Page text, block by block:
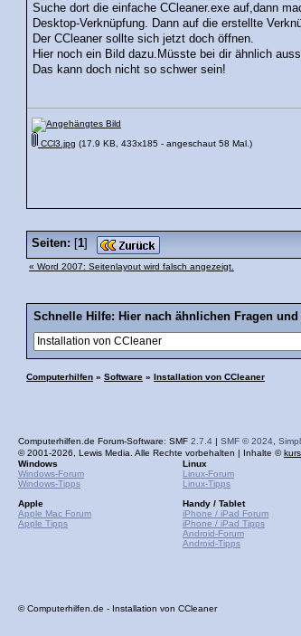
Suche dort die einfache CCleaner.exe auf,dann
Desktop-Verknüpfung. Dann auf die erstellte
Der CCleaner sollte sich jetzt doch öffnen.
Hier noch ein Bild dazu.Müsste bei dir ähnlich
Das kann doch nicht so schwer sein!
CCl3.jpg (17.9 KB, 433x185 - angeschaut 58 Mal.)
Seiten: [1]
« Word 2007: Seitenlayout wird falsch angezeigt.
Schnelle Hilfe: Hier nach ähnlichen Fragen
Computerhilfen » Software » Installation von CCleaner
Computerhilfen.de Forum-Software: SMF 2.7.4 | SMF © 2024
© 2001-2026, Lewis Media. Alle Rechte vorbehalten | Inhalte ©
Windows
Windows-Forum
Windows-Tipps
Apple
Apple Mac Forum
Apple Tipps
Linux
Linux-Forum
Linux-Tipps
Handy / Tablet
iPhone / iPad Forum
iPhone / iPad Tipps
Android-Forum
Android-Tipps
© Computerhilfen.de - Installation von CCleaner